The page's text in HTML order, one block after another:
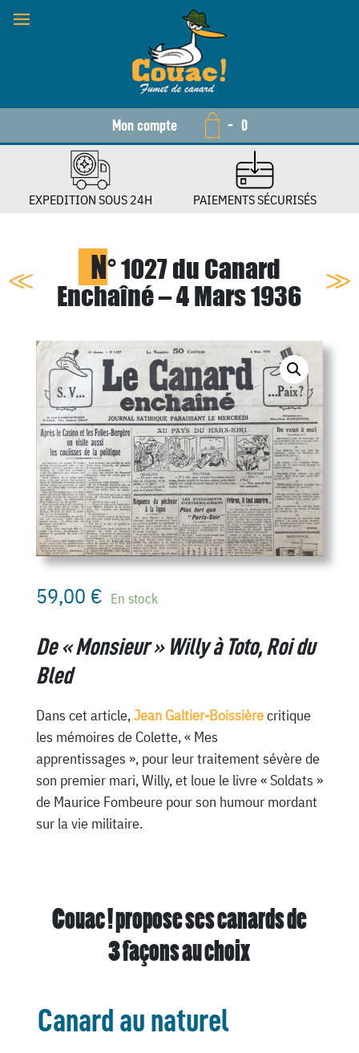
Mon compte - 0
EXPEDITION SOUS 24H PAIEMENTS SÉCURISÉS
N° 1027 du Canard
Enchaîné – 4 Mars 1936
59,00 € En stock
De « Monsieur » Willy à Toto, Roi du
Bled
Dans cet article,Jean Galtier-Boissièrecritique
les mémoires de Colette, « Mes
apprentissages », pour leur traitement sévère de
son premier mari, Willy, et loue le livre « Soldats »
de Maurice Fombeure pour son humour mordant
sur la vie militaire.
Couac ! propose ses canards de
3 façons au choix
Canard au naturel